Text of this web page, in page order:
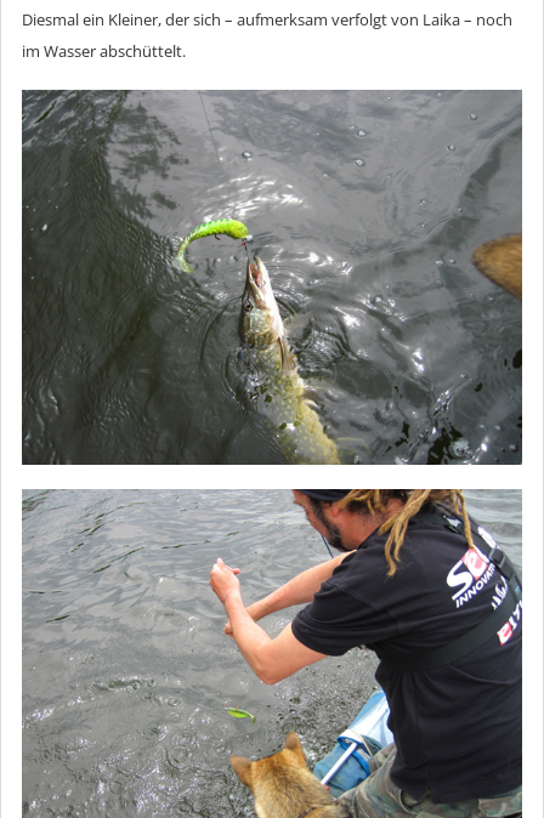
Diesmal ein Kleiner, der sich – aufmerksam verfolgt von Laika – noch
im Wasser abschüttelt.